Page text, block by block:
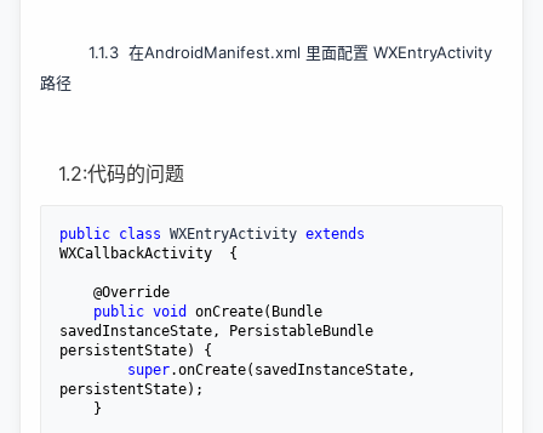
1.1.3 在AndroidManifest.xml 里面配置 WXEntryActivity
路径
1.2:代码的问题
public class WXEntryActivity extends
WXCallbackActivity  {
public void
onCreate(Bundle
savedInstanceState, PersistableBundle
persistentState) {
super.onCreate(savedInstanceState,
persistentState);